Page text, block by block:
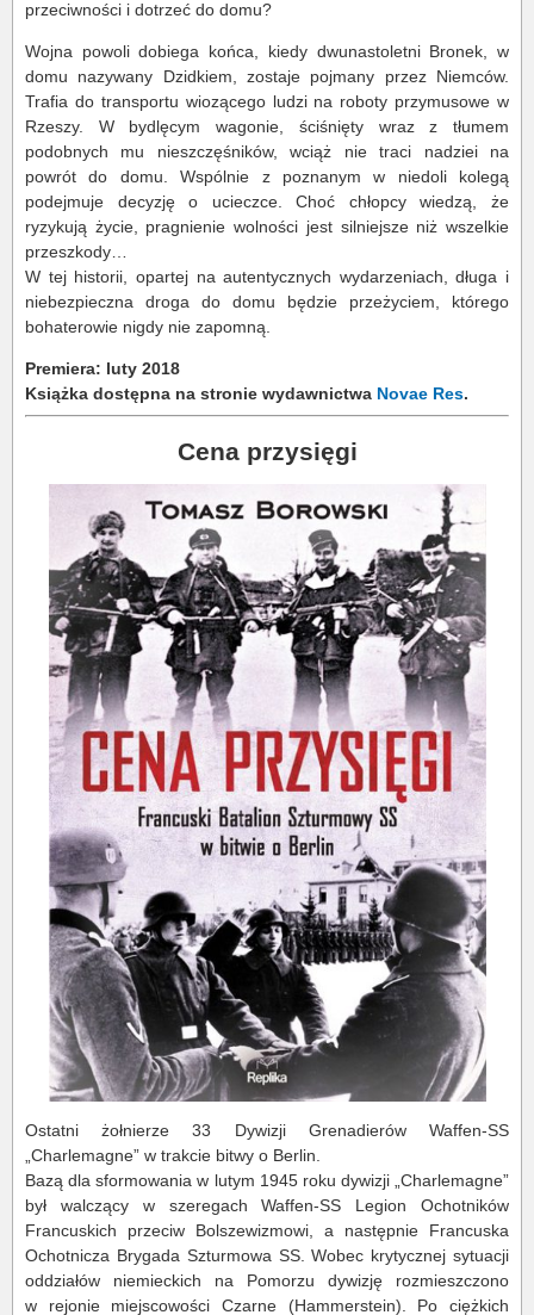
przeciwności i dotrzeć do domu?
Wojna powoli dobiega końca, kiedy dwunastoletni Bronek, w
domu nazywany Dzidkiem, zostaje pojmany przez Niemców.
Trafia do transportu wiozącego ludzi na roboty przymusowe w
Rzeszy. W bydlęcym wagonie, ściśnięty wraz z tłumem
podobnych mu nieszczęśników, wciąż nie traci nadziei na
powrót do domu. Wspólnie z poznanym w niedoli kolegą
podejmuje decyzję o ucieczce. Choć chłopcy wiedzą, że
ryzykują życie, pragnienie wolności jest silniejsze niż wszelkie
przeszkody…
W tej historii, opartej na autentycznych wydarzeniach, długa i
niebezpieczna droga do domu będzie przeżyciem, którego
bohaterowie nigdy nie zapomną.
Premiera: luty 2018
Książka dostępna na stronie wydawnictwa Novae Res.
Cena przysięgi
Ostatni żołnierze 33 Dywizji Grenadierów Waffen-SS
„Charlemagne” w trakcie bitwy o Berlin.
Bazą dla sformowania w lutym 1945 roku dywizji „Charlemagne”
był walczący w szeregach Waffen-SS Legion Ochotników
Francuskich przeciw Bolszewizmowi, a następnie Francuska
Ochotnicza Brygada Szturmowa SS. Wobec krytycznej sytuacji
oddziałów niemieckich na Pomorzu dywizję rozmieszczono
w rejonie miejscowości Czarne (Hammerstein). Po ciężkich